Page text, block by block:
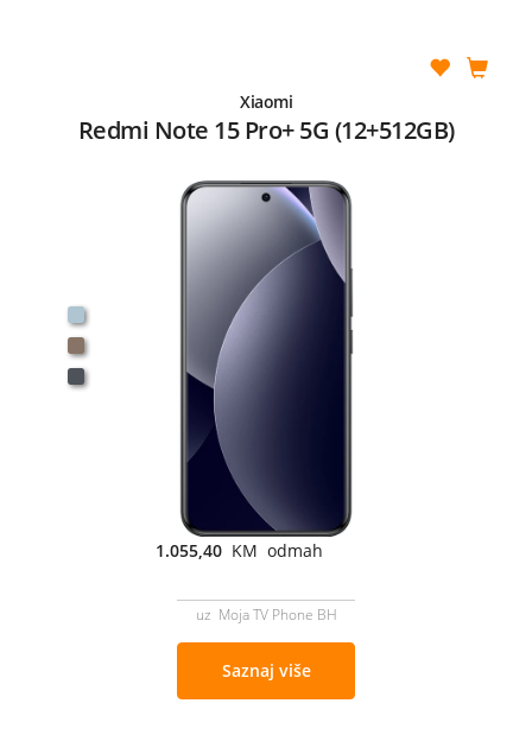
Xiaomi
Redmi Note 15 Pro+ 5G (12+512GB)
1.055,40 KM odmah
uz Moja TV Phone BH
Saznaj više